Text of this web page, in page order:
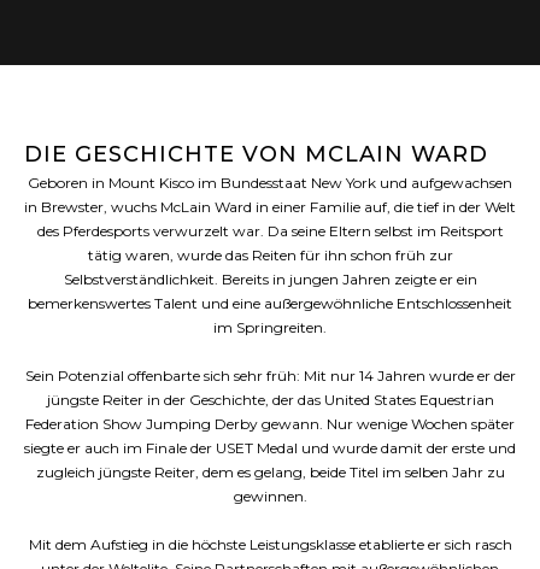
DIE GESCHICHTE VON MCLAIN WARD
Geboren in Mount Kisco im Bundesstaat New York und aufgewachsen
in Brewster, wuchs McLain Ward in einer Familie auf, die tief in der Welt
des Pferdesports verwurzelt war. Da seine Eltern selbst im Reitsport
tätig waren, wurde das Reiten für ihn schon früh zur
Selbstverständlichkeit. Bereits in jungen Jahren zeigte er ein
bemerkenswertes Talent und eine außergewöhnliche Entschlossenheit
im Springreiten.
Sein Potenzial offenbarte sich sehr früh: Mit nur 14 Jahren wurde er der
jüngste Reiter in der Geschichte, der das United States Equestrian
Federation Show Jumping Derby gewann. Nur wenige Wochen später
siegte er auch im Finale der USET Medal und wurde damit der erste und
zugleich jüngste Reiter, dem es gelang, beide Titel im selben Jahr zu
gewinnen.
Mit dem Aufstieg in die höchste Leistungsklasse etablierte er sich rasch